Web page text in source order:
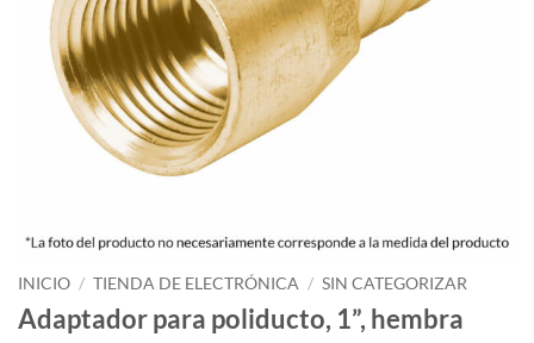
INICIO / TIENDA DE ELECTRÓNICA / SIN CATEGORIZAR
Adaptador para poliducto, 1”, hembra